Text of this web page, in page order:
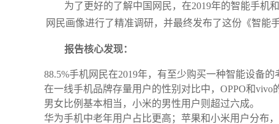
为了更好的了解中国网民，在2019年的智能手机
网民画像进行了精准调研，并最终发布了这份《智能
报告核心发现：
88.5%手机网民在2019年，有至少购买一种智能设备的
在一线手机品牌存量用户的性别对比中，OPPO和
男女比例基本相当，小米的男性用户则超过六成。
华为手机中老年用户占比更高；苹果和小米用户分布